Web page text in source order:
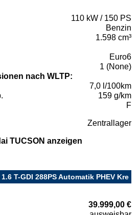
110 kW / 150 PS
Benzin
1.598 cm³
Euro6
1 (None)
nach WLTP:
7,0 l/100km
159 g/km
F
Zentrallager
TUCSON anzeigen
T-GDI 288PS Automatik PHEV Kre
39.999,00 €